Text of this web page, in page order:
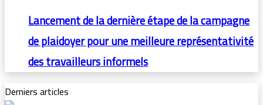
Lancement de la dernière étape de la campagne
de plaidoyer pour une meilleure représentativité
des travailleurs informels
Derniers articles